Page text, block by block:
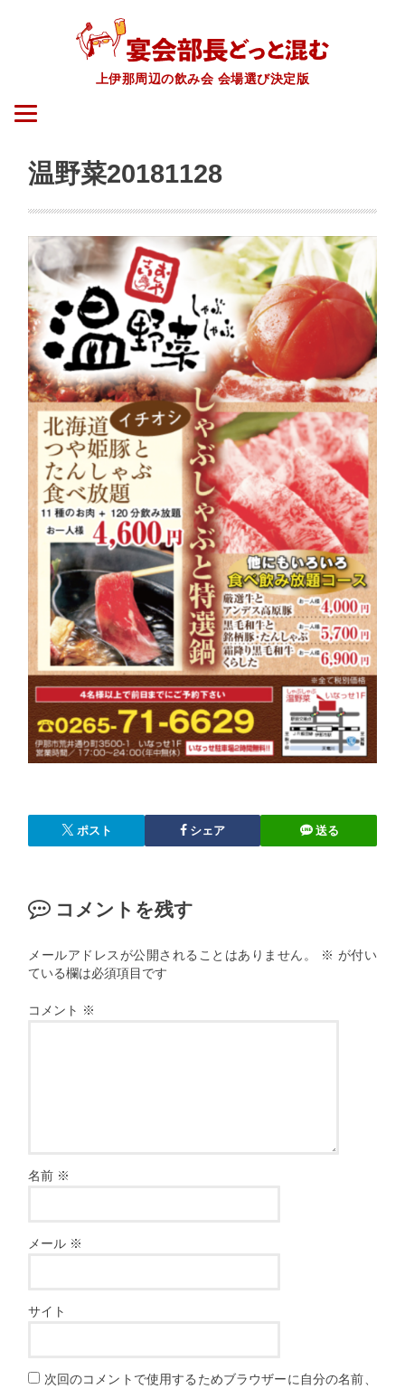
上伊那周辺の飲み会 会場選び決定版
温野菜20181128
ポスト シェア 送る
コメントを残す
メールアドレスが公開されることはありません。 ※ が付い
ている欄は必須項目です
コメント ※
名前 ※
メール ※
サイト
次回のコメントで使用するためブラウザーに自分の名前、